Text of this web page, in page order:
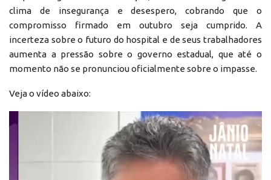
clima de insegurança e desespero, cobrando que o
compromisso firmado em outubro seja cumprido. A
incerteza sobre o futuro do hospital e de seus trabalhadores
aumenta a pressão sobre o governo estadual, que até o
momento não se pronunciou oficialmente sobre o impasse.
Veja o vídeo abaixo: